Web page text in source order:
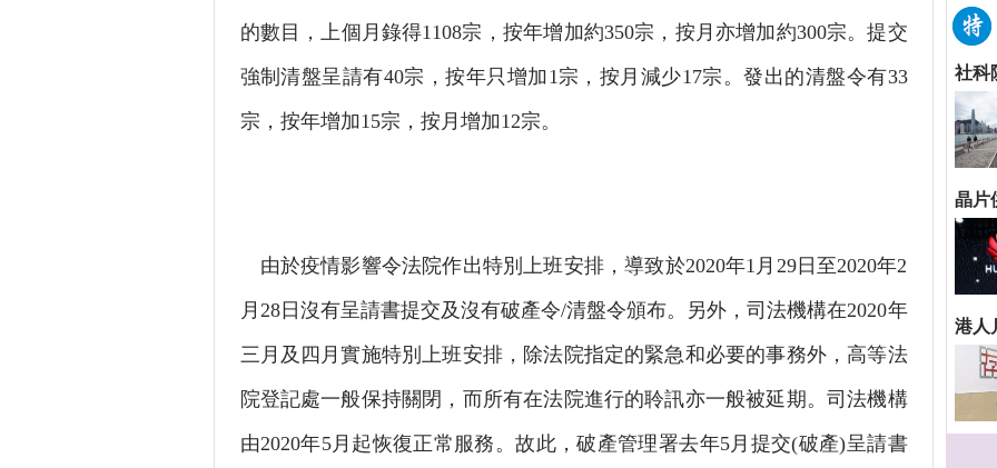
的數目，上個月錄得1108宗，按年增加約350宗，按月亦增加約300宗。提交
強制清盤呈請有40宗，按年只增加1宗，按月減少17宗。發出的清盤令有33
宗，按年增加15宗，按月增加12宗。
由於疫情影響令法院作出特別上班安排，導致於2020年1月29日至2020年2
月28日沒有呈請書提交及沒有破產令/清盤令頒布。另外，司法機構在2020年
三月及四月實施特別上班安排，除法院指定的緊急和必要的事務外，高等法
院登記處一般保持關閉，而所有在法院進行的聆訊亦一般被延期。司法機構
由2020年5月起恢復正常服務。故此，破產管理署去年5月提交(破產)呈請書